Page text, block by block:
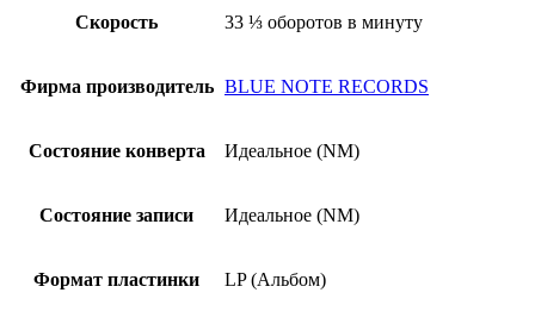
Скорость 33 ⅓ оборотов в минуту
Фирма производитель BLUE NOTE RECORDS
Состояние конверта Идеальное (NM)
Состояние записи Идеальное (NM)
Формат пластинки LP (Альбом)